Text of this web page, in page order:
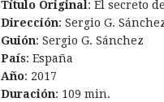
Título Original: El secreto
Dirección: Sergio G.
Guión: Sergio G. Sánchez
País: España
Año: 2017
Duración: 109 min.